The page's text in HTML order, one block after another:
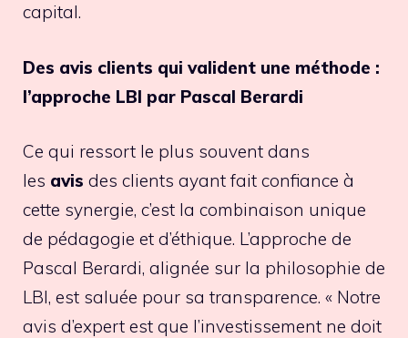
capital.
Des avis clients qui valident une méthode :
l’approche LBI par Pascal Berardi
Ce qui ressort le plus souvent dans
les avis des clients ayant fait confiance à
cette synergie, c’est la combinaison unique
de pédagogie et d’éthique. L’approche de
Pascal Berardi, alignée sur la philosophie de
LBI, est saluée pour sa transparence. « Notre
avis d’expert est que l’investissement ne doit